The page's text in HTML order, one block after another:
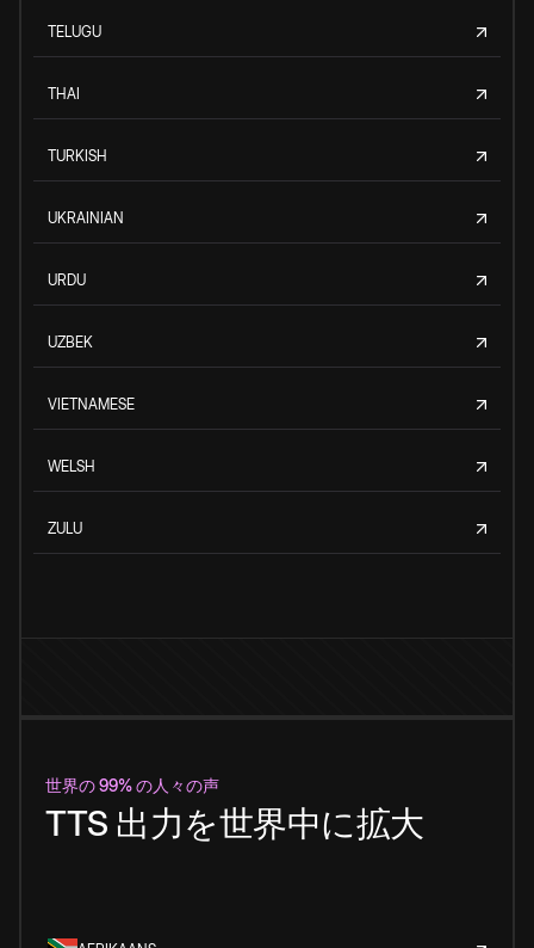
TELUGU
THAI
TURKISH
UKRAINIAN
URDU
UZBEK
VIETNAMESE
WELSH
ZULU
世界の 99% の人々の声
TTS 出力を世界中に拡大